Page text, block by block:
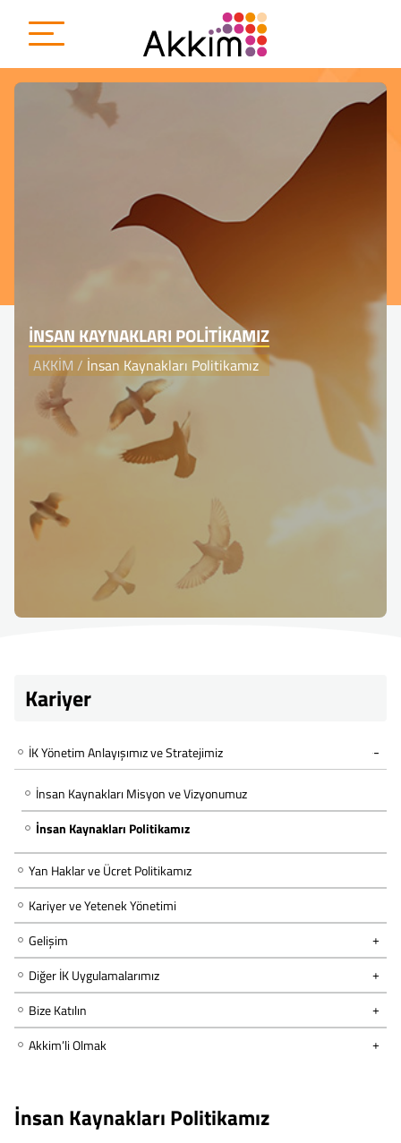
{
İNSAN KAYNAKLARI POLITIKAMIZ
AKKİM / İnsan Kaynakları Politikamız
Kariyer
İK Yönetim Anlayışımız ve Stratejimiz
İnsan Kaynakları Misyon ve Vizyonumuz
İnsan Kaynakları Politikamız
Yan Haklar ve Ücret Politikamız
Kariyer ve Yetenek Yönetimi
Gelişim
Diğer İK Uygulamalarımız
Bize Katılın
Akkim’li Olmak
İnsan Kaynakları Politikamız